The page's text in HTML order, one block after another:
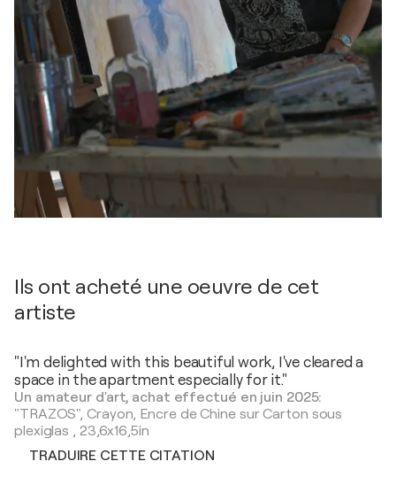
Ils ont acheté une oeuvre de cet
artiste
"I'm delighted with this beautiful work, I've cleared a
space in the apartment especially for it."
Un amateur d'art, achat effectué en juin 2025:
"TRAZOS",Crayon, Encre de Chine sur Carton sous
plexiglas , 23,6x16,5in
TRADUIRE CETTE CITATION